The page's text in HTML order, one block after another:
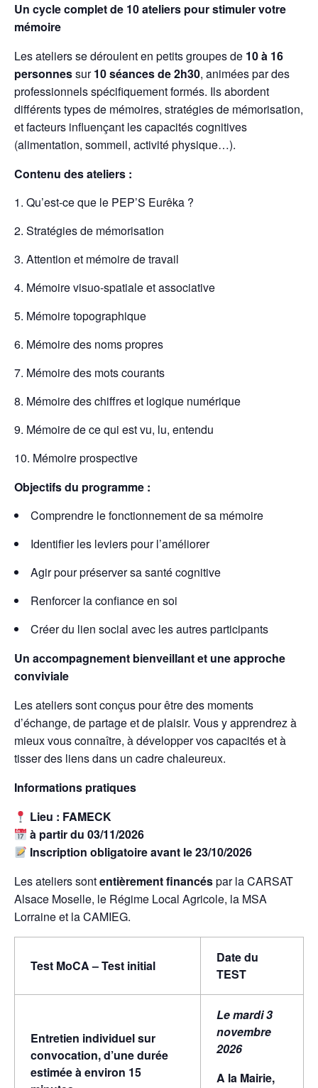
Un cycle complet de 10 ateliers pour stimuler votre
mémoire
Les ateliers se déroulent en petits groupes de 10 à 16
personnessur10 séances de 2h30, animées par des
professionnels spécifiquement formés. Ils abordent
différents types de mémoires, stratégies de mémorisation,
et facteurs influençant les capacités cognitives
(alimentation, sommeil, activité physique…).
Contenu des ateliers :
Qu’est-ce que le PEP’S Eurêka ?
Stratégies de mémorisation
Attention et mémoire de travail
Mémoire visuo-spatiale et associative
Mémoire topographique
Mémoire des noms propres
Mémoire des mots courants
Mémoire des chiffres et logique numérique
Mémoire de ce qui est vu, lu, entendu
Mémoire prospective
Objectifs du programme :
Comprendre le fonctionnement de sa mémoire
Identifier les leviers pour l’améliorer
Agir pour préserver sa santé cognitive
Renforcer la confiance en soi
Créer du lien social avec les autres participants
Un accompagnement bienveillant et une approche
conviviale
Les ateliers sont conçus pour être des moments
d’échange, de partage et de plaisir. Vous y apprendrez à
mieux vous connaître, à développer vos capacités et à
tisser des liens dans un cadre chaleureux.
Informations pratiques
Lieu : FAMECK
à partir du 03/11/2026
Inscription obligatoire avant le 23/10/2026
Les ateliers sontentièrement financéspar la CARSAT
Alsace Moselle, le Régime Local Agricole, la MSA
Lorraine et la CAMIEG.
Test MoCA – Test initial
Date du
TEST
Entretien individuel sur
convocation, d’une durée
estimée à environ 15
Le mardi 3
novembre
2026
A la Mairie,